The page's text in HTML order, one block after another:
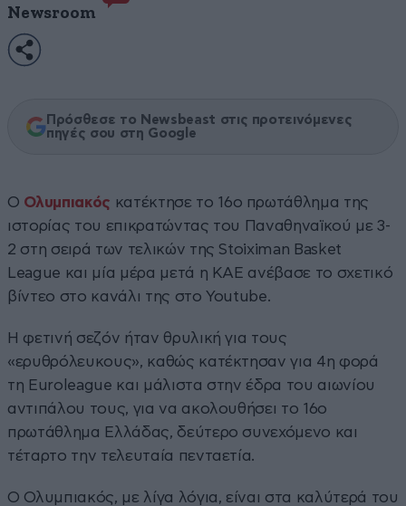
Newsroom
Πρόσθεσε το Newsbeast στις προτεινόμενες
πηγές σου στη Google
Ο Ολυμπιακός κατέκτησε το 16ο πρωτάθλημα της
ιστορίας του επικρατώντας του Παναθηναϊκού με 3-
2 στη σειρά των τελικών της Stoiximan Basket
League και μία μέρα μετά η ΚΑΕ ανέβασε το σχετικό
βίντεο στο κανάλι της στο Youtube.
Η φετινή σεζόν ήταν θρυλική για τους
«ερυθρόλευκους», καθώς κατέκτησαν για 4η φορά
τη Euroleague και μάλιστα στην έδρα του αιωνίου
αντιπάλου τους, για να ακολουθήσει το 16ο
πρωτάθλημα Ελλάδας, δεύτερο συνεχόμενο και
τέταρτο την τελευταία πενταετία.
Ο Ολυμπιακός, με λίγα λόγια, είναι στα καλύτερά του